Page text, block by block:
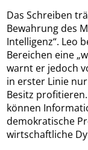
Das Schreiben
Bewahrung des
Intelligenz“. Leo
Bereichen eine
warnt er jedoch
in erster Linie
Besitz
können
demokratische
wirtschaftliche